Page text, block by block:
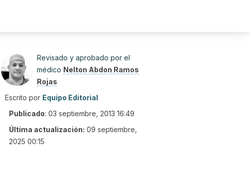
Revisado y aprobado por el
médico Nelton Abdon Ramos
Rojas
Escrito por Equipo Editorial
Publicado: 03 septiembre, 2013 16:49
Última actualización: 09 septiembre,
2025 00:15